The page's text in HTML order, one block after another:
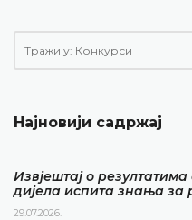
Најновији садржај
Извјештај о
дијела испита знања за
29.07.2026.